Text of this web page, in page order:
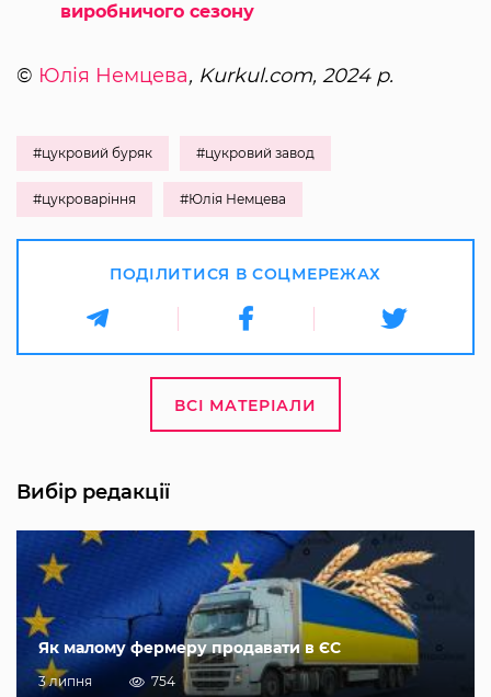
виробничого сезону
© Юлія Немцева, Kurkul.com, 2024 р.
#цукровий буряк #цукровий завод
#цукроваріння #Юлія Немцева
ПОДІЛИТИСЯ В СОЦМЕРЕЖАХ
ВСІ МАТЕРІАЛИ
Вибір редакції
Як малому фермеру продавати в ЄС
3 липня 754